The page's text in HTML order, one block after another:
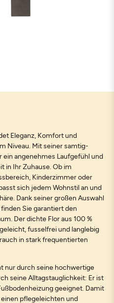
Eleganz, Komfort und
Niveau. Mit seiner samtig-
angenehmes Laufgefühl und
in Ihr Zuhause. Ob im
Kinderzimmer oder
sich jedem Wohnstil an und
Dank seiner großen Auswahl
Sie garantiert den
Der dichte Flor aus 100 %
fusselfrei und langlebig
in stark frequentierten
nur durch seine hochwertige
seine Alltagstauglichkeit: Er ist
geeignet. Damit
einen pflegeleichten und